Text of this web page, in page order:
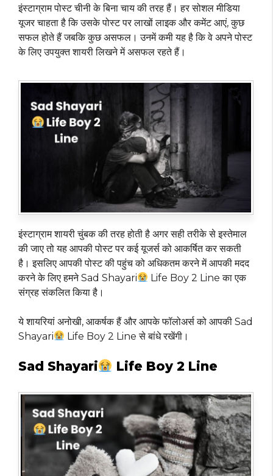
इंस्टाग्राम पोस्ट चीनी के बिना चाय की तरह हैं। हर सोशल मीडिया
यूजर चाहता है कि उसके पोस्ट पर लाखों लाइक और कमेंट आएं, कुछ
सफल होते हैं जबकि कुछ असफल। उनमें कमी यह है कि वे अपने पोस्ट
के लिए उपयुक्त शायरी लिखने में असफल रहते हैं।
इंस्टाग्राम शायरी चुंबक की तरह होती है अगर सही तरीके से इस्तेमाल
की जाए तो यह आपकी पोस्ट पर कई यूजर्स को आकर्षित कर सकती
है। इसलिए आपकी पोस्ट की पहुंच को अधिकतम करने में आपकी मदद
करने के लिए हमने Sad Shayari
Life Boy 2 Line का एक
संग्रह संकलित किया है।
ये शायरियां अनोखी, आकर्षक हैं और आपके फॉलोअर्स को आपकी Sad
Shayari
Life Boy 2 Line से बांधे रखेंगी।
Sad Shayari Life Boy 2 Line